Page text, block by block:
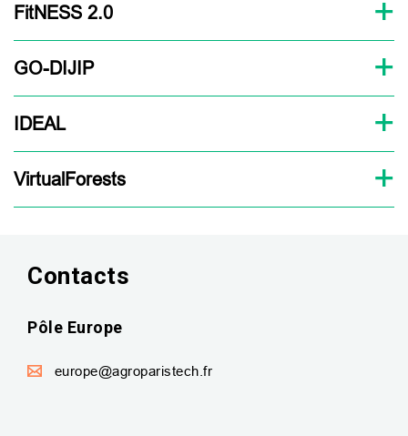
FitNESS 2.0
GO-DIJIP
IDEAL
VirtualForests
Contacts
Pôle Europe
europe@agroparistech.fr